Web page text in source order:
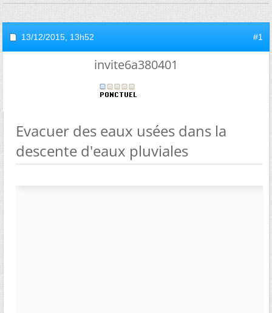
13/12/2015, 13h52 #1
invite6a380401
Evacuer des eaux usées dans la
descente d'eaux pluviales